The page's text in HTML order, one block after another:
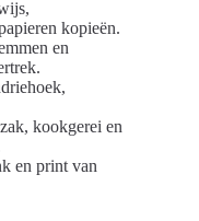
kopieën.
en
kookgerei en
en print van